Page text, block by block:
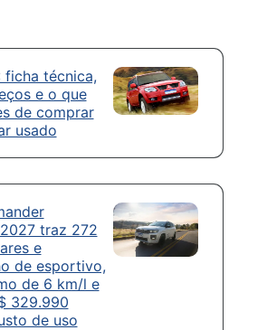
ficha técnica,
e o que
de comprar
usado
traz 272
e
de esportivo,
de 6 km/l e
329.990
de uso